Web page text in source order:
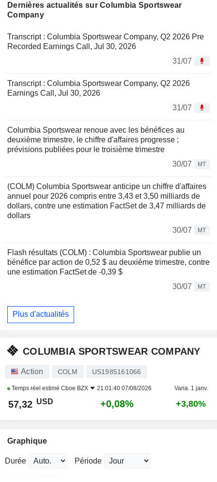
Dernières actualités sur Columbia Sportswear
Company
Transcript : Columbia Sportswear Company, Q2 2026 Pre
Recorded Earnings Call, Jul 30, 2026
31/07
Transcript : Columbia Sportswear Company, Q2 2026
Earnings Call, Jul 30, 2026
31/07
Columbia Sportswear renoue avec les bénéfices au
deuxième trimestre, le chiffre d'affaires progresse ;
prévisions publiées pour le troisième trimestre
30/07
MT
(COLM) Columbia Sportswear anticipe un chiffre d'affaires
annuel pour 2026 compris entre 3,43 et 3,50 milliards de
dollars, contre une estimation FactSet de 3,47 milliards de
dollars
30/07
MT
Flash résultats (COLM) : Columbia Sportswear publie un
bénéfice par action de 0,52 $ au deuxième trimestre, contre
une estimation FactSet de -0,39 $
30/07
MT
Plus d'actualités
COLUMBIA SPORTSWEAR COMPANY
Action COLM US1985161066
Temps réel estimé Cboe BZX 21:01:40 07/08/2026 Varia. 1 janv.
57,32 USD +0,08% +3,80%
Graphique
Durée Période